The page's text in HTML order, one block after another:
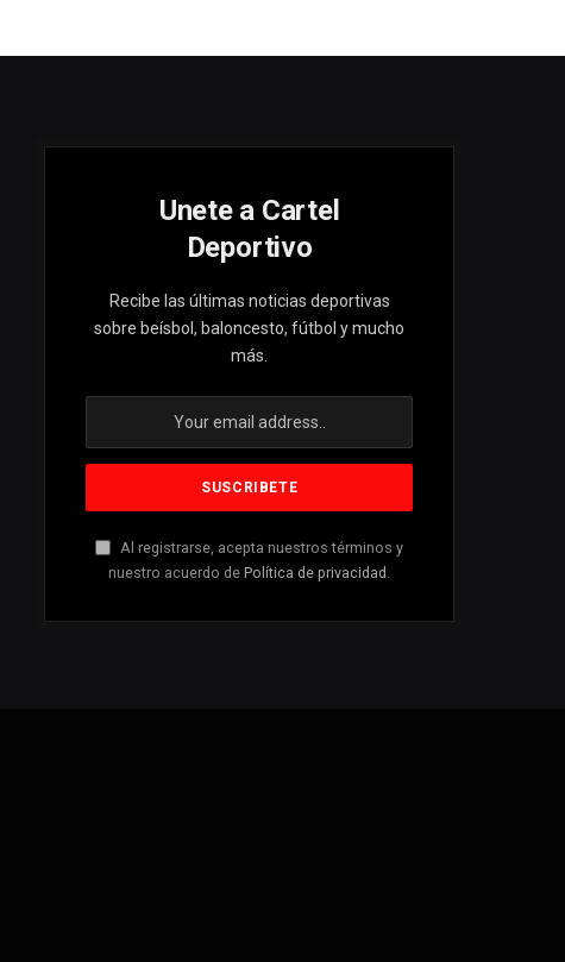
Unete a Cartel
Deportivo
Recibe las últimas noticias deportivas
sobre beísbol, baloncesto, fútbol y mucho
más.
Al registrarse, acepta nuestros términos y
nuestro acuerdo dePolítica de privacidad .